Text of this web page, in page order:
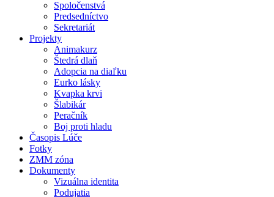
Spoločenstvá
Predsedníctvo
Sekretariát
Projekty
Animakurz
Štedrá dlaň
Adopcia na diaľku
Eurko lásky
Kvapka krvi
Šlabikár
Peračník
Boj proti hladu
Časopis Lúče
Fotky
ZMM zóna
Dokumenty
Vizuálna identita
Podujatia